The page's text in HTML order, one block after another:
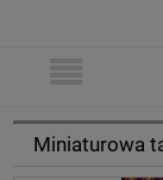
Miniaturowa